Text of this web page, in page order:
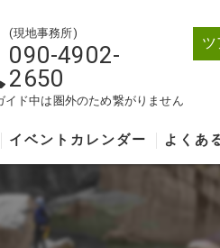
(現地事務所)
090-4902-
2650
イド中は圏外のため繋がりません
ニング
クライミングキャニオニング
イベントカレンダー よくあ